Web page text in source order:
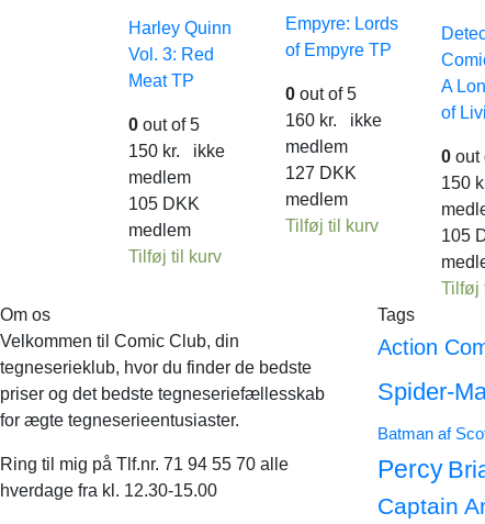
Harley Quinn
Vol. 3: Red
Meat TP
0 out of 5
150 kr. ikke
medlem
105 DKK
medlem
Tilføj til kurv
Empyre: Lords
of Empyre TP
0out of 5
160 kr. ikke
medlem
127 DKK
medlem
Tilføj til kurv
A
of
0 out
150
105
Tilføj
Om os
Velkommen til Comic Club, din
tegneserieklub, hvor du finder de bedste
priser og det bedste tegneseriefællesskab
for ægte tegneserieentusiaster.
Ring til mig på Tlf.nr. 71 94 55 70 alle
hverdage fra kl. 12.30-15.00
Tags
Action
Spider-
Batman af
Percy
Captain